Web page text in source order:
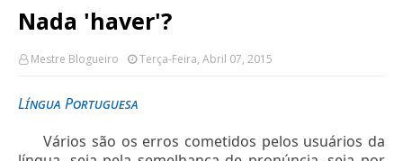
Nada 'haver'?
Mestre Blogueiro Terça-Feira, Abril 07, 2015
Língua Portuguesa
Vários são os erros cometidos pelos usuários da